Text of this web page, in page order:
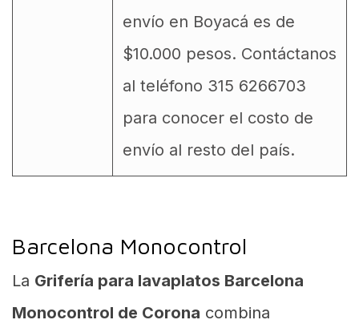
envío en Boyacá es de
$10.000 pesos. Contáctanos
al teléfono 315 6266703
para conocer el costo de
envío al resto del país.
Barcelona Monocontrol
La Grifería para lavaplatos Barcelona
Monocontrol de Corona combina